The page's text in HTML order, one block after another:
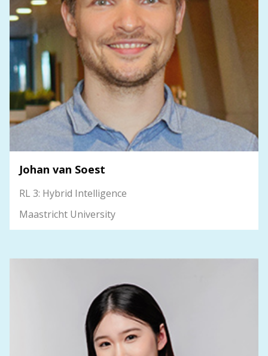
Johan van Soest
RL 3: Hybrid Intelligence
Maastricht University